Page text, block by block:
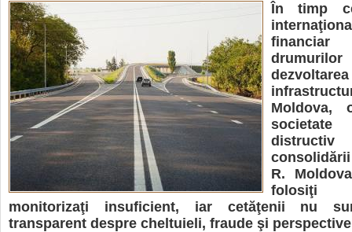
În timp
financiar
dezvoltarea
Moldova,
societate
R.
folosiţi
monitorizaţi insuficient, iar cetăţenii nu
transparent despre cheltuieli, fraude şi